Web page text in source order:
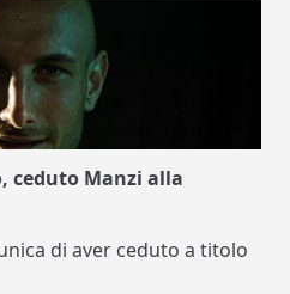
ceduto Manzi alla
di aver ceduto a titolo